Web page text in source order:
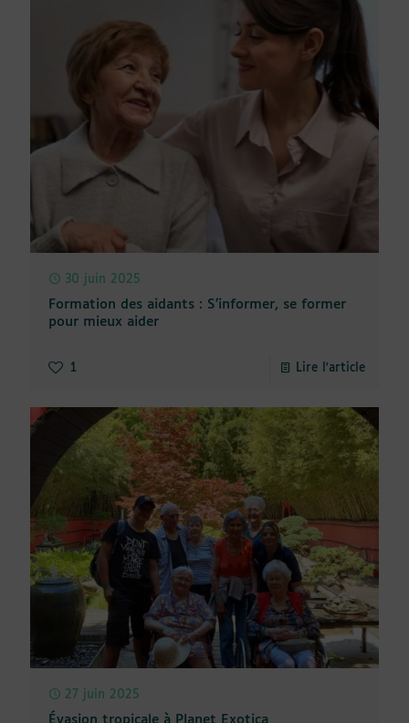
30 juin 2025
Formation des aidants : S’informer, se former
pour mieux aider
1 Lire l'article
27 juin 2025
Évasion tropicale à Planet Exotica